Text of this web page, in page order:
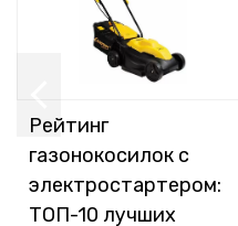
Рейтинг
газонокосилок с
электростартером:
ТОП-10 лучших